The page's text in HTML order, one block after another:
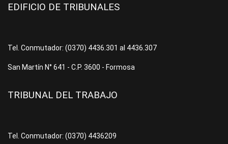
EDIFICIO DE TRIBUNALES
Tel. Conmutador: (0370) 4436.301 al 4436.307
San Martín N° 641 - C.P. 3600 - Formosa
TRIBUNAL DEL TRABAJO
Tel. Conmutador: (0370) 4436209